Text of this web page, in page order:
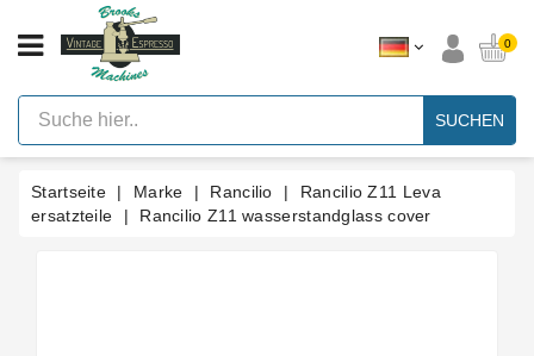
KATEGORIE
Vintage
Hebel
Espresso
Maschinen
Faema
E61
0
SUCHEN
Startseite Marke Rancilio
Rancilio Z11 Leva
ersatzteile
Rancilio Z11 wasserstandglass cover